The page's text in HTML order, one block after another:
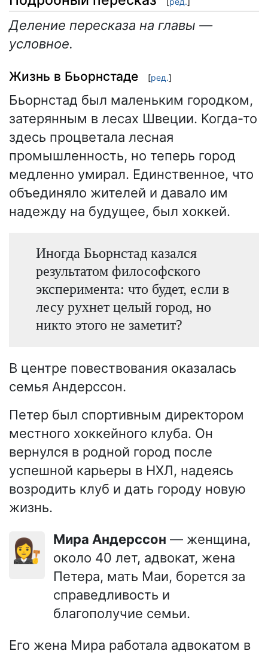
Деление пересказа на главы —
условное.
Жизнь в Бьорнстаде [ред.]
Бьорнстад был маленьким городком,
затерянным в лесах Швеции. Когда-то
здесь процветала лесная
промышленность, но теперь город
медленно умирал. Единственное, что
объединяло жителей и давало им
надежду на будущее, был хоккей.
Иногда Бьорнстад казался
результатом философского
эксперимента: что будет, если в
лесу рухнет целый город, но
никто этого не заметит?
В центре повествования оказалась
семья Андерссон.
Петер был спортивным директором
местного хоккейного клуба. Он
вернулся в родной город после
успешной карьеры в НХЛ, надеясь
возродить клуб и дать городу новую
жизнь.
👩‍⚖️ Мира Андерссон — женщина,
около 40 лет, адвокат, жена
Петера, мать Маи, борется за
справедливость и
благополучие семьи.
Его жена Мира работала адвокатом в